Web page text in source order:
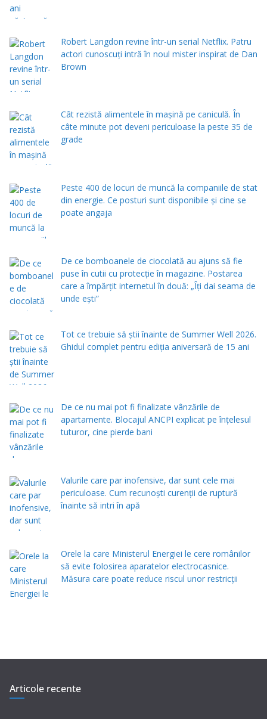
Robert Langdon revine într-un serial Netflix. Patru
actori cunoscuți intră în noul mister inspirat de Dan
Brown
Cât rezistă alimentele în mașină pe caniculă. În
câte minute pot deveni periculoase la peste 35 de
grade
Peste 400 de locuri de muncă la companiile de stat
din energie. Ce posturi sunt disponibile și cine se
poate angaja
De ce bomboanele de ciocolată au ajuns să fie
puse în cutii cu protecţie în magazine. Postarea
care a împărţit internetul în două: „Îţi dai seama de
unde eşti”
Tot ce trebuie să știi înainte de Summer Well 2026.
Ghidul complet pentru ediția aniversară de 15 ani
De ce nu mai pot fi finalizate vânzările de
apartamente. Blocajul ANCPI explicat pe înțelesul
tuturor, cine pierde bani
Valurile care par inofensive, dar sunt cele mai
periculoase. Cum recunoști curenții de ruptură
înainte să intri în apă
Orele la care Ministerul Energiei le cere românilor
să evite folosirea aparatelor electrocasnice.
Măsura care poate reduce riscul unor restricții
Articole recente